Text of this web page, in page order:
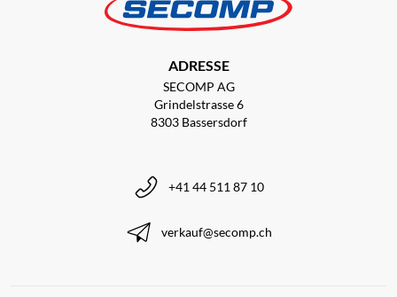
ADRESSE
SECOMP AG
Grindelstrasse 6
8303 Bassersdorf
+41 44 511 87 10
verkauf@secomp.ch